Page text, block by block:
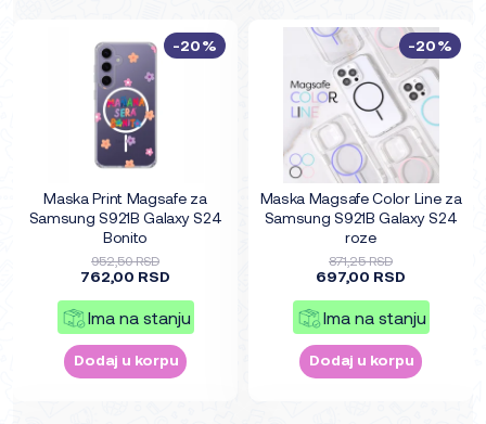
Maska Print Magsafe za
Samsung S921B Galaxy S24
Bonito
952,50 RSD
762,00 RSD
Ima na stanju
Dodaj u korpu
-20%
Maska Magsafe Color Line za
Samsung S921B Galaxy S24
roze
871,25 RSD
697,00 RSD
Ima na stanju
Dodaj u korpu
-20%